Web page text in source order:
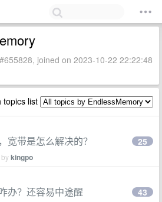
joined on 2023-10-22 22:22:48
topics list
宽带是怎么解决的？
kingpo
25
办？还容易中途醒 43